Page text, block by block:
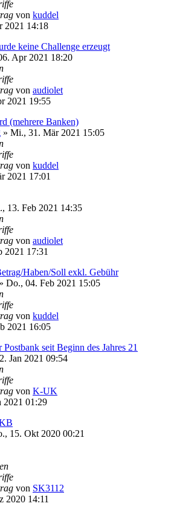
von kuddel
2021 14:18
keine Challenge erzeugt
Apr 2021 18:20
von audiolet
2021 19:55
(mehrere Banken)
» Mi., 31. Mär 2021 15:05
von kuddel
2021 17:01
13. Feb 2021 14:35
von audiolet
2021 17:31
Haben/Soll exkl. Gebühr
» Do., 04. Feb 2021 15:05
von kuddel
2021 16:05
seit Beginn des Jahres 21
Jan 2021 09:54
von K-UK
2021 01:29
15. Okt 2020 00:21
von SK3112
2020 14:11